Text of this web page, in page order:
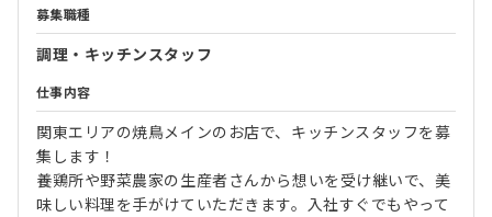
募集職種
調理・キッチンスタッフ
仕事内容
関東エリアの焼鳥メインのお店で、キッチンスタッフを募
集します！
養鶏所や野菜農家の生産者さんから想いを受け継いで、美
味しい料理を手がけていただきます。入社すぐでもやって